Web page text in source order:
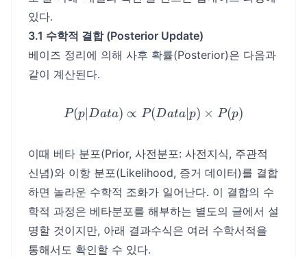
있다.
3.1 수학적 결합 (Posterior Update)
베이즈 정리에 의해 사후 확률(Posterior)은 다음과
같이 계산된다.
P(p|Data) \propto
P(p∣Data) ∝ P(Data∣p) × P(p)
이때 베타 분포(Prior, 사전분포: 사전지식, 주관적
신념)와 이항 분포(Likelihood, 증거 데이터)를 결합
하면 놀라운 수학적 조화가 일어난다. 이 결합의 수
학적 과정은 베타분포를 해부하는 별도의 글에서 설
명할 것이지만, 아래 결과수식은 여러 수학서적을
통해서도 확인할 수 있다.